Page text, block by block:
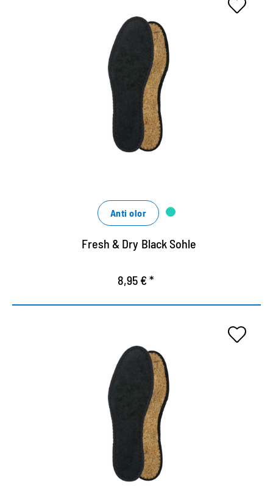
Plantilla higiénica, negro
Suela higienica negra de algodón de rizo fibra de
Lavable hasta 30 grados.
Asegura un buen clima de calzado.
Anti olor
Fresh & Dry Black Sohle
8,95 € *
Plantilla higiénica, negro
Suela higienica negra de algodón de rizo fibra de
Lavable hasta 30 grados.
Asegura un buen clima de calzado.